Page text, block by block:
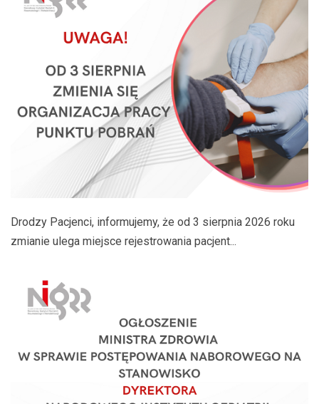
Drodzy Pacjenci, informujemy, że od 3 sierpnia 2026 roku
zmianie ulega miejsce rejestrowania pacjent...